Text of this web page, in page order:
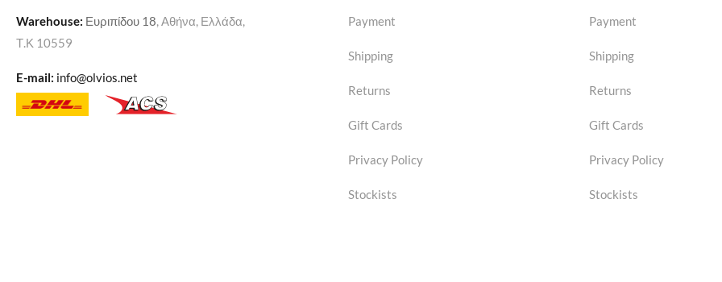
Warehouse: Ευριπίδου 18, Αθήνα, Ελλάδα,
Τ.Κ 10559
E-mail: info@olvios.net
Payment
Shipping
Returns
Gift Cards
Privacy Policy
Stockists
Payment
Shipping
Returns
Gift Cards
Privacy Policy
Stockists